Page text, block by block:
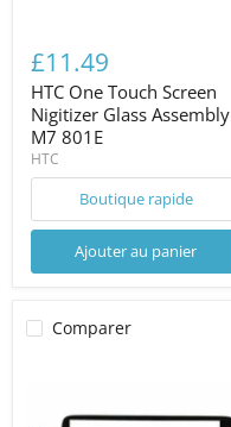
£11.49
HTC One Touch Screen
Nigitizer Glass Assembly
M7 801E
HTC
Boutique rapide
Ajouter au panier
Comparer